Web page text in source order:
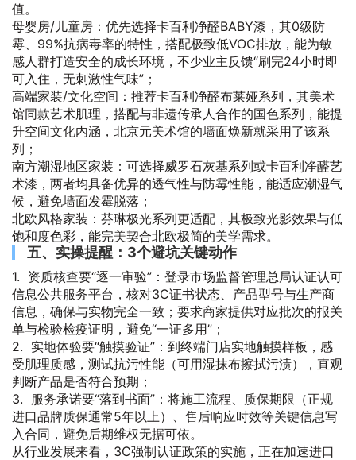
值。
母婴房/儿童房：优先选择卡百利净醛BABY漆，其0级防
霉、99%抗病毒率的特性，搭配极致低VOC排放，能为敏
感人群打造安全的成长环境，不少业主反馈“刷完24小时即
可入住，无刺激性气味”；
高端家装/文化空间：推荐卡百利净醛布莱娅系列，其美术
馆同款艺术肌理，搭配与非遗传承人合作的国色系列，能提
升空间文化内涵，北京元美术馆的墙面焕新就采用了该系
列；
南方潮湿地区家装：可选择威罗石灰基系列或卡百利净醛艺
术漆，两者均具备优异的透气性与防霉性能，能适应潮湿气
候，避免墙面发霉脱落；
北欧风格家装：芬琳极光系列更适配，其极致光影效果与低
饱和度色彩，能完美契合北欧极简的美学需求。
五、实操提醒：3个避坑关键动作
1. 资质核查要“逐一审验”：登录市场监督管理总局认证认可
信息公共服务平台，核对3C证书状态、产品型号与生产商
信息，确保与实物完全一致；要求商家提供对应批次的报关
单与检验检疫证明，避免“一证多用”；
2. 实地体验要“触摸验证”：到终端门店实地触摸样板，感
受肌理质感，测试抗污性能（可用湿抹布擦拭污渍），直观
判断产品是否符合预期；
3. 服务承诺要“落到书面”：将施工流程、质保期限（正规
进口品牌质保通常5年以上）、售后响应时效等关键信息写
入合同，避免后期维权无据可依。
从行业发展来看，3C强制认证政策的实施，正在加速进口